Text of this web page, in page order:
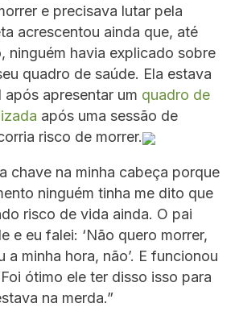
e precisava lutar pela
acrescentou ainda que, até
ninguém havia explicado sobre
quadro de saúde. Ela estava
após apresentar um quadro de
após uma sessão de
risco de morrer.
chave na minha cabeça porque
ninguém tinha me dito que
risco de vida ainda. O pai
e eu falei: ‘Não quero morrer,
a minha hora, não’. E funcionou
ótimo ele ter disso isso para
na merda.”